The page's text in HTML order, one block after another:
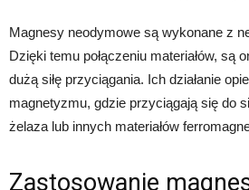
Magnesy neodymowe są wykonane z
Dzięki temu połączeniu materiałów, są
dużą siłę przyciągania. Ich działanie
magnetyzmu, gdzie przyciągają się do
żelaza lub innych materiałów
Zastosowanie